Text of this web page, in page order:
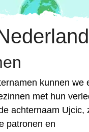
kunnen we
met hun
achternaam Ujcic,
patronen en